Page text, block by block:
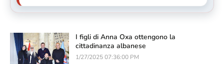
I figli di Anna Oxa ottengono la
cittadinanza albanese
1/27/2025 07:36:00 PM